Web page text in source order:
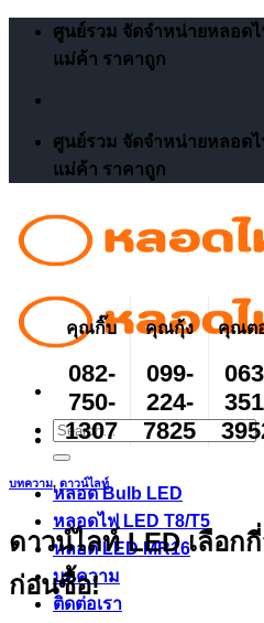
Skip
content
ศูนย์รวม จัดจำหน่ายหลอด
แม่ค้า ราคาถูก
ศูนย์รวม จัดจำหน่ายหลอด
แม่ค้า ราคาถูก
Search
for:
หลอด Bulb LED
หลอดไฟ LED T8/T5
หลอด LED MR16
บทความ
ติดต่อเรา
คุณกิ๊บ
082-
750-
1307
คุณกุ้ง
099-
224-
7825
คุณต
บทความ, ดาวน์ไลท์
ดาวน์ไลท์ LED เลือก
ก่อนซื้อ!